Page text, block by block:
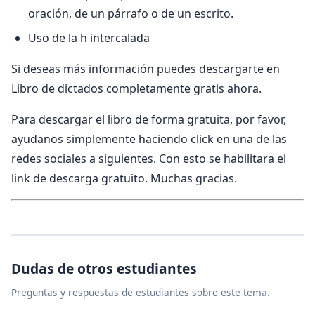
oración, de un párrafo o de un escrito.
Uso de la h intercalada
Si deseas más información puedes descargarte en
Libro de dictados completamente gratis ahora.
Para descargar el libro de forma gratuita, por favor,
ayudanos simplemente haciendo click en una de las
redes sociales a siguientes. Con esto se habilitara el
link de descarga gratuito. Muchas gracias.
Dudas de otros estudiantes
Preguntas y respuestas de estudiantes sobre este tema.